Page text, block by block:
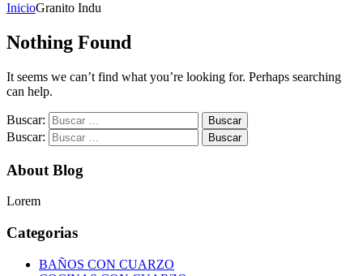
InicioGranito Indu
Nothing Found
It seems we can’t find what you’re looking for. Perhaps searching
can help.
Buscar:
Buscar:
About Blog
Lorem
Categorias
BAÑOS CON CUARZO